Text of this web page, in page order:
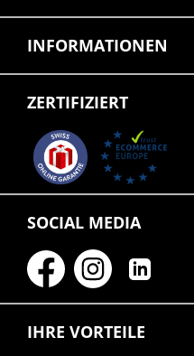
INFORMATIONEN
ZERTIFIZIERT
SOCIAL MEDIA
IHRE VORTEILE